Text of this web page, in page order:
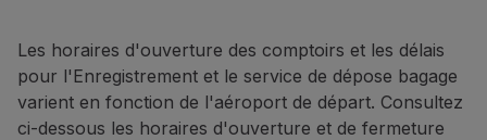
Enregistrement Premium
Disponible uniquement dans les aéroports de
en Business – Top Executive ou Executive ;
en Economy Prime – Top Prime ou Prime ;
Les horaires d'ouverture des comptoirs et les délais
pour l'Enregistrement et le service de dépose bagage
varient en fonction de l'aéroport de départ. Consultez
ci-dessous les horaires d'ouverture et de fermeture